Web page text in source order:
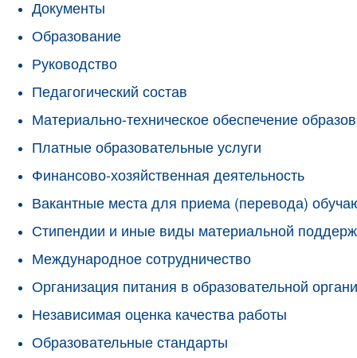
Документы
Образование
Руководство
Педагогический состав
Материально-техническое обеспечение
Платные образовательные услуги
Финансово-хозяйственная деятельность
Вакантные места для приема (перевода)
Стипендии и иные виды материальной
Международное сотрудничество
Организация питания в образовательной
Независимая оценка качества работы
Образовательные стандарты